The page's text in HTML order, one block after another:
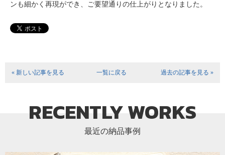
ンも細かく再現ができ、ご要望通りの仕上がりとなりました。
« 新しい記事を見る 一覧に戻る 過去の記事を見る »
RECENTLY WORKS
最近の納品事例